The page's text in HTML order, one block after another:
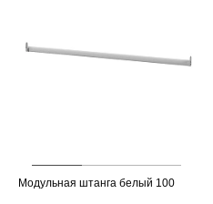
Модульная штанга белый 100